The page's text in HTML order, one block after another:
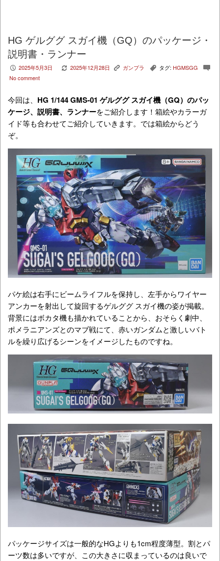
HG ゲルググ スガイ機（GQ）のパッケージ・
説明書・ランナー
P 2025年5月3日 V 2025年12月28日 K ガンプラ , タグ: HGMSGG c
No comment
今回は、 HG 1/144 GMS-01 ゲルググ スガイ機（GQ） のパッ
ケージ、説明書、ランナーをご紹介します！箱絵やカラーガ
イド等も合わせてご紹介していきます。では箱絵からどう
ぞ。
パケ絵は右手にビームライフルを保持し、左手からワイヤー
アンカーを射出して旋回するゲルググ スガイ機の姿が掲載。
背景にはボカタ機も描かれていることから、おそらく劇中、
ポメラニアンズとのマブ戦にて、赤いガンダムと激しいバト
ルを繰り広げるシーンをイメージしたものですね。
パッケージサイズは一般的なHGよりも1cm程度薄型。割とパ
ーツ数は多いですが、この大きさに収まっているのは良いで